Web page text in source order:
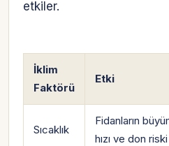
etkiler.
İklim
Faktörü
Etki
Sıcaklık
Fidanların
hızı ve don riski